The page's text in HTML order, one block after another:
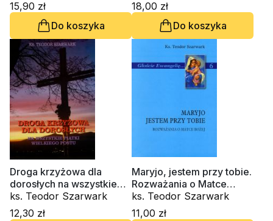
15,90 zł
Do koszyka
18,00 zł
Do koszyka
Droga krzyżowa dla
dorosłych na wszystkie
piątki Wielkiego Postu
ks. Teodor Szarwark
12,30 zł
Maryjo, jestem przy tobie.
Rozważania o Matce
Bożej
ks. Teodor Szarwark
11,00 zł